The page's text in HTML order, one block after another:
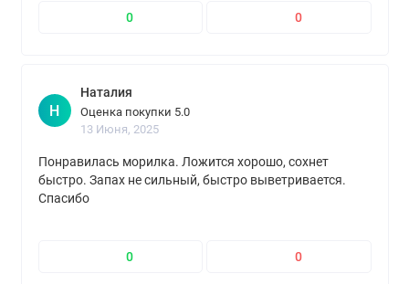
0 0
Н
Наталия
Оценка покупки 5.0
13 Июня, 2025
Понравилась морилка. Ложится хорошо, сохнет
быстро. Запах не сильный, быстро выветривается.
Спасибо
0 0